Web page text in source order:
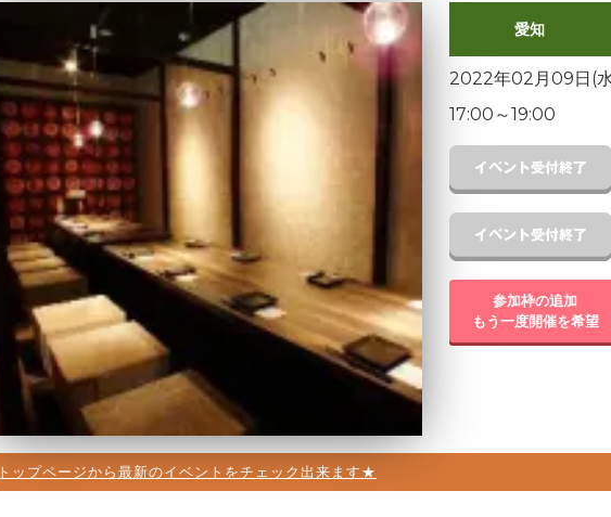
愛知
2022年02月09日(
17:00 ～19:00
参加枠の追加
もう一度開催を希望
トップページから最新のイベントをチェック出来ます★